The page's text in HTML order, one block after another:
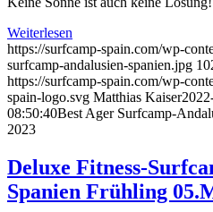
Weiterlesen
https://surfcamp-spain.com/wp-
surfcamp-andalusien-spanien.jpg
https://surfcamp-spain.com/wp-
spain-logo.svg Matthias Kaiser
08:50:40Best Ager Surfcamp-
2023
Deluxe Fitness-
Spanien Frühling